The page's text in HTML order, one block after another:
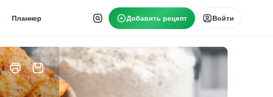
Планнер Добавить рецепт Войти